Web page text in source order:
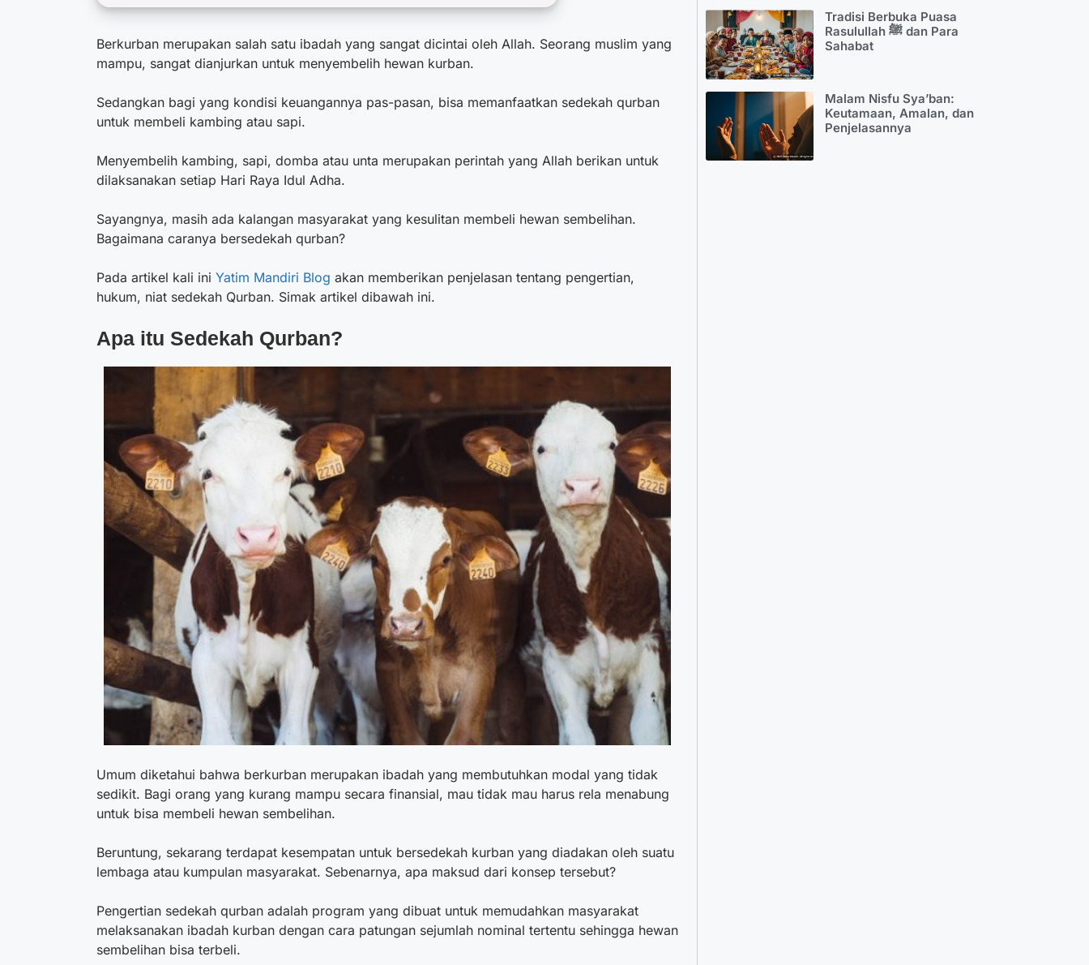
Berkurban merupakan salah satu ibadah yang sangat dicintai oleh Allah. Seorang muslim yang
mampu, sangat dianjurkan untuk menyembelih hewan kurban.
Sedangkan bagi yang kondisi keuangannya pas-pasan, bisa memanfaatkan sedekah qurban
untuk membeli kambing atau sapi.
Menyembelih kambing, sapi, domba atau unta merupakan perintah yang Allah berikan untuk
dilaksanakan setiap Hari Raya Idul Adha.
Sayangnya, masih ada kalangan masyarakat yang kesulitan membeli hewan sembelihan.
Bagaimana caranya bersedekah qurban?
Pada artikel kali ini Yatim Mandiri Blog akan memberikan penjelasan tentang pengertian,
hukum, niat sedekah Qurban. Simak artikel dibawah ini.
Apa itu Sedekah Qurban?
Umum diketahui bahwa berkurban merupakan ibadah yang membutuhkan modal yang tidak
sedikit. Bagi orang yang kurang mampu secara finansial, mau tidak mau harus rela menabung
untuk bisa membeli hewan sembelihan.
Beruntung, sekarang terdapat kesempatan untuk bersedekah kurban yang diadakan oleh suatu
lembaga atau kumpulan masyarakat. Sebenarnya, apa maksud dari konsep tersebut?
Pengertian sedekah qurban adalah program yang dibuat untuk memudahkan masyarakat
melaksanakan ibadah kurban dengan cara patungan sejumlah nominal tertentu sehingga hewan
sembelihan bisa terbeli.
Tradisi Berbuka Puasa
Rasulullah ﷺ dan Para
Sahabat
Malam Nisfu Sya’ban:
Keutamaan, Amalan, dan
Penjelasannya